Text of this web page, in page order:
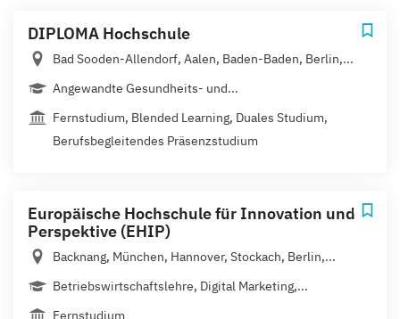
DIPLOMA Hochschule
Bad Sooden-Allendorf, Aalen, Baden-Baden, Berlin,...
Angewandte Gesundheits- und...
Fernstudium, Blended Learning, Duales Studium,
Berufsbegleitendes Präsenzstudium
Europäische Hochschule für Innovation und
Perspektive (EHIP)
Backnang, München, Hannover, Stockach, Berlin,...
Betriebswirtschaftslehre, Digital Marketing,...
Fernstudium